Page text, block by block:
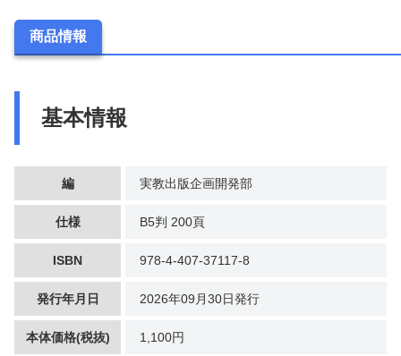
商品情報
基本情報
編 実教出版企画開発部
仕様 B5判 200頁
ISBN 978-4-407-37117-8
発行年月日 2026年09月30日発行
本体価格(税抜) 1,100円